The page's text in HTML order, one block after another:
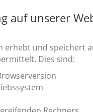
auf unserer
erhebt und speichert
Dies sind: